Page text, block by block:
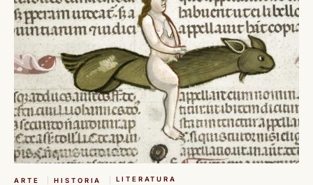
ARTE HISTORIA LITERATURA